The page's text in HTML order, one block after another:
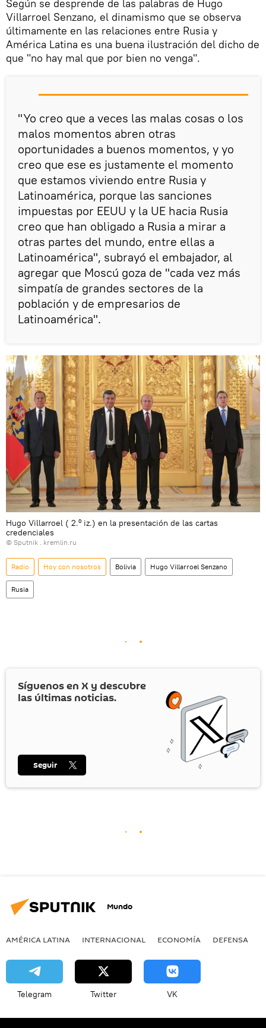
Según se desprende de las palabras de Hugo
Villarroel Senzano, el dinamismo que se observa
últimamente en las relaciones entre Rusia y
América Latina es una buena ilustración del dicho de
que "no hay mal que por bien no venga".
"Yo creo que a veces las malas cosas o los
malos momentos abren otras
oportunidades a buenos momentos, y yo
creo que ese es justamente el momento
que estamos viviendo entre Rusia y
Latinoamérica, porque las sanciones
impuestas por EEUU y la UE hacia Rusia
creo que han obligado a Rusia a mirar a
otras partes del mundo, entre ellas a
Latinoamérica", subrayó el embajador, al
agregar que Moscú goza de "cada vez más
simpatía de grandes sectores de la
población y de empresarios de
Latinoamérica".
Hugo Villarroel ( 2.⁰ iz.) en la presentación de las cartas
credenciales
© Sputnik . kremlin.ru
Radio Hoy con nosotros Bolivia Hugo Villarroel Senzano
Rusia
Síguenos en X y descubre
las últimas noticias.
Seguir
Mundo
AMÉRICA LATINA INTERNACIONAL ECONOMÍA DEFENSA
Telegram Twitter VK